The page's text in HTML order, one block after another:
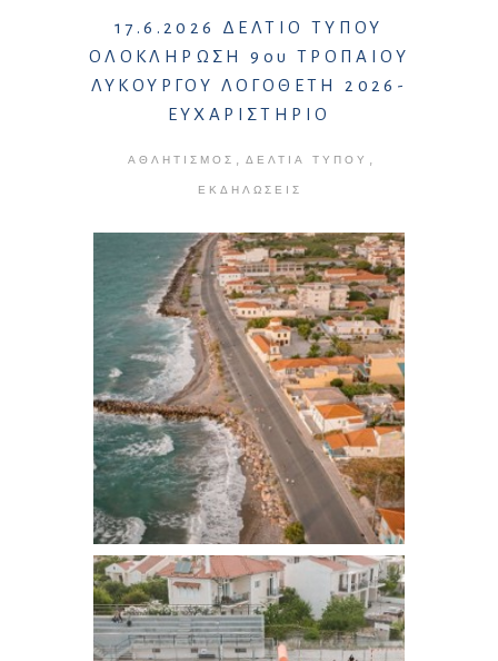
17.6.2026 ΔΕΛΤΙΟ ΤΥΠΟΥ
ΟΛΟΚΛΗΡΩΣΗ 9ου ΤΡΟΠΑΙΟΥ
ΛΥΚΟΥΡΓΟΥ ΛΟΓΟΘΕΤΗ 2026-
ΕΥΧΑΡΙΣΤΗΡΙΟ
ΑΘΛΗΤΙΣΜΌΣ , ΔΕΛΤΊΑ ΤΎΠΟΥ ,
ΕΚΔΗΛΏΣΕΙΣ